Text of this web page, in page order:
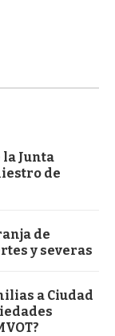
Junta
de
de
y severas
a Ciudad